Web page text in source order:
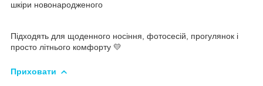
шкіри новонародженого
Підходять для щоденного носіння, фотосесій, прогулянок і
просто літнього комфорту 💛
Приховати